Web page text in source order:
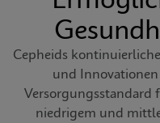
Cepheids
und
Versorgungsstandard
niedrigem und